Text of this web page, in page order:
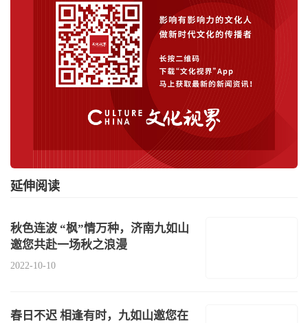
延伸阅读
秋色连波 “枫”情万种，济南九如山
邀您共赴一场秋之浪漫
2022-10-10
春日不迟 相逢有时，九如山邀您在